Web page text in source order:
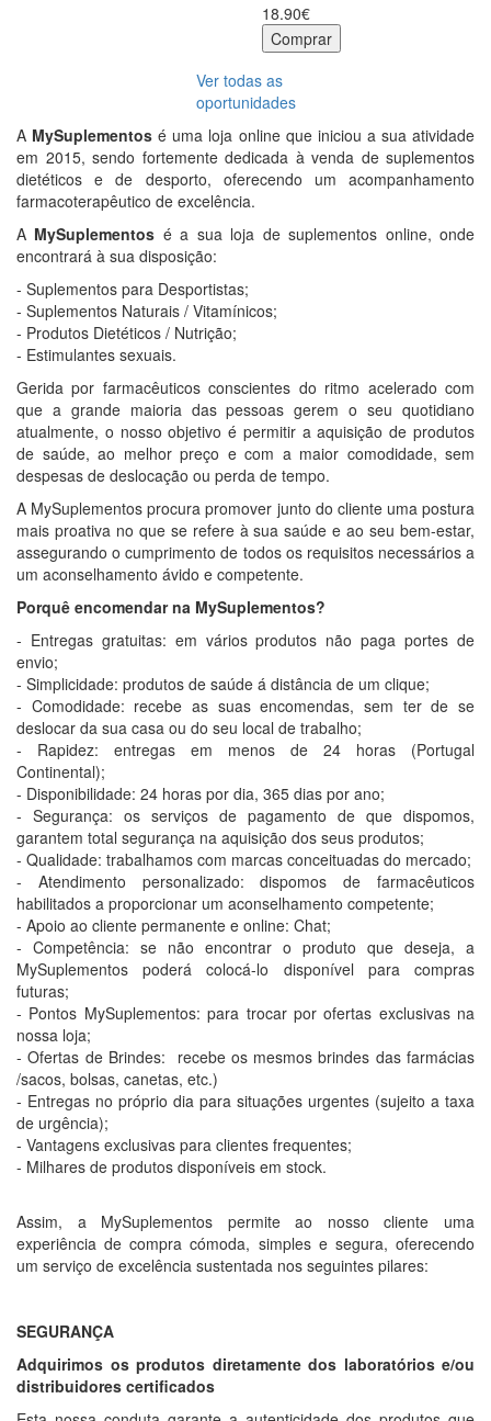
18.90€
Ver todas as
oportunidades
A MySuplementosé uma loja online que iniciou a sua atividade
em 2015, sendo fortemente dedicada à venda de suplementos
dietéticos e de desporto, oferecendo um acompanhamento
farmacoterapêutico de excelência.
A MySuplementos é a sua loja de suplementos online, onde
encontrará à sua disposição:
- Suplementos para Desportistas;
- Suplementos Naturais / Vitamínicos;
- Produtos Dietéticos / Nutrição;
- Estimulantes sexuais.
Gerida por farmacêuticos conscientes do ritmo acelerado com
que a grande maioria das pessoas gerem o seu quotidiano
atualmente, o nosso objetivo é permitir a aquisição de produtos
de saúde, ao melhor preço e com a maior comodidade, sem
despesas de deslocação ou perda de tempo.
A MySuplementos procura promover junto do cliente uma postura
mais proativa no que se refere à sua saúde e ao seu bem-estar,
assegurando o cumprimento de todos os requisitos necessários a
um aconselhamento ávido e competente.
Porquê encomendar na MySuplementos?
- Entregas gratuitas: em vários produtos não paga portes de
envio;
- Simplicidade: produtos de saúde á distância de um clique;
- Comodidade: recebe as suas encomendas, sem ter de se
deslocar da sua casa ou do seu local de trabalho;
- Rapidez: entregas em menos de 24 horas (Portugal
Continental);
- Disponibilidade: 24 horas por dia, 365 dias por ano;
- Segurança: os serviços de pagamento de que dispomos,
garantem total segurança na aquisição dos seus produtos;
- Qualidade: trabalhamos com marcas conceituadas do mercado;
- Atendimento personalizado: dispomos de farmacêuticos
habilitados a proporcionar um aconselhamento competente;
- Apoio ao cliente permanente e online: Chat;
- Competência: se não encontrar o produto que deseja, a
MySuplementos poderá colocá-lo disponível para compras
futuras;
- Pontos MySuplementos: para trocar por ofertas exclusivas na
nossa loja;
- Ofertas de Brindes: recebe os mesmos brindes das farmácias
/sacos, bolsas, canetas, etc.)
- Entregas no próprio dia para situações urgentes (sujeito a taxa
de urgência);
- Vantagens exclusivas para clientes frequentes;
- Milhares de produtos disponíveis em stock.
Assim, a MySuplementos permite ao nosso cliente uma
experiência de compra cómoda, simples e segura, oferecendo
um serviço de excelência sustentada nos seguintes pilares:
SEGURANÇA
Adquirimos os produtos diretamente dos laboratórios e/ou
distribuidores certificados